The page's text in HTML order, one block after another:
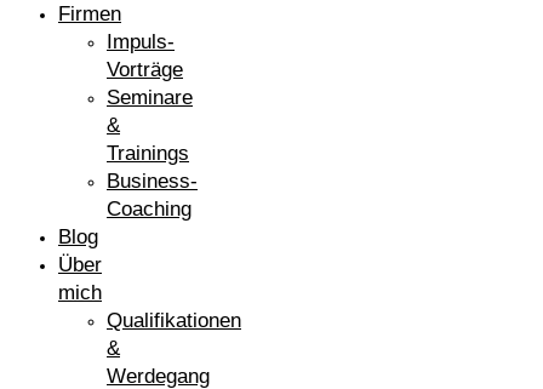
Firmen
Impuls-
Vorträge
Seminare
&
Trainings
Business-
Coaching
Blog
Über
mich
Qualifikationen
&
Werdegang